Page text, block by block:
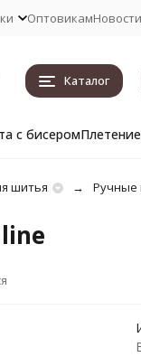
Оптовикам
Каталог
с бисеромПлетение
шитья Ручные